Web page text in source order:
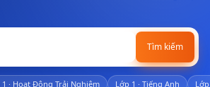
Tìm kiếm
1 · Hoạt Động Trải Nghiệm Lớp 1 · Tiếng Anh